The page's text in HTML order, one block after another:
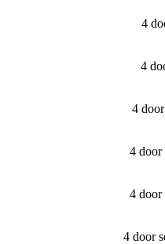
4
4
4
4 door
4 door
4 door